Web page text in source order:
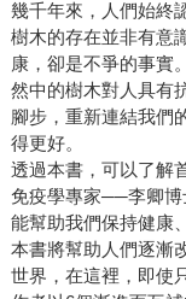
幾千年來，人們始終
樹木的存在並非有意
康，卻是不爭的事實
然中的樹木對人具有
腳步，重新連結我們
得更好。
透過本書，可以了解
免疫學專家──李卿博
能幫助我們保持健康
本書將幫助人們逐漸
世界，在這裡，即使